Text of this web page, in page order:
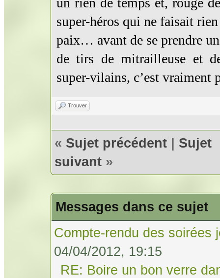
super-héros qui ne faisait
paix… avant de se prendre
de tirs de mitrailleuse et
super-vilains, c’est vraiment
Trouver
« Sujet précédent | Sujet
suivant »
Messages dans ce sujet
Compte-rendu des soirées
04/04/2012, 19:15
RE: Boire un bon verre